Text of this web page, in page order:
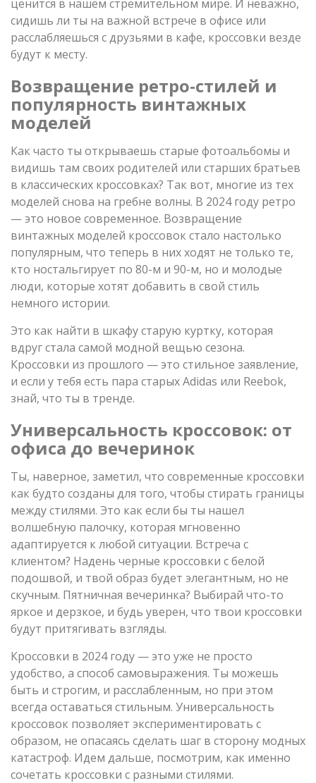
ценится в нашем стремительном мире. И неважно,
сидишь ли ты на важной встрече в офисе или
расслабляешься с друзьями в кафе, кроссовки везде
будут к месту.
Возвращение ретро-стилей и
популярность винтажных
моделей
Как часто ты открываешь старые фотоальбомы и
видишь там своих родителей или старших братьев
в классических кроссовках? Так вот, многие из тех
моделей снова на гребне волны. В 2024 году ретро
— это новое современное. Возвращение
винтажных моделей кроссовок стало настолько
популярным, что теперь в них ходят не только те,
кто ностальгирует по 80-м и 90-м, но и молодые
люди, которые хотят добавить в свой стиль
немного истории.
Это как найти в шкафу старую куртку, которая
вдруг стала самой модной вещью сезона.
Кроссовки из прошлого — это стильное заявление,
и если у тебя есть пара старых Adidas или Reebok,
знай, что ты в тренде.
Универсальность кроссовок: от
офиса до вечеринок
Ты, наверное, заметил, что современные кроссовки
как будто созданы для того, чтобы стирать границы
между стилями. Это как если бы ты нашел
волшебную палочку, которая мгновенно
адаптируется к любой ситуации. Встреча с
клиентом? Надень черные кроссовки с белой
подошвой, и твой образ будет элегантным, но не
скучным. Пятничная вечеринка? Выбирай что-то
яркое и дерзкое, и будь уверен, что твои кроссовки
будут притягивать взгляды.
Кроссовки в 2024 году — это уже не просто
удобство, а способ самовыражения. Ты можешь
быть и строгим, и расслабленным, но при этом
всегда оставаться стильным. Универсальность
кроссовок позволяет экспериментировать с
образом, не опасаясь сделать шаг в сторону модных
катастроф. Идем дальше, посмотрим, как именно
сочетать кроссовки с разными стилями.